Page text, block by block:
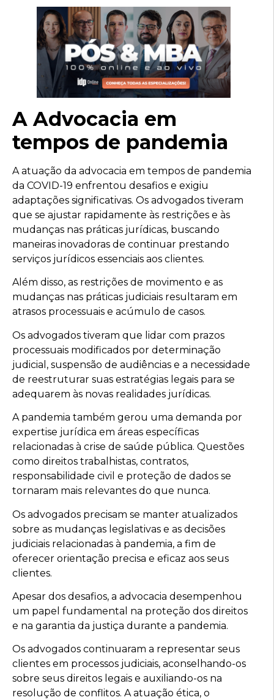
A Advocacia em
tempos de pandemia
A atuação da advocacia em tempos de pandemia
da COVID-19 enfrentou desafios e exigiu
adaptações significativas. Os advogados tiveram
que se ajustar rapidamente às restrições e às
mudanças nas práticas jurídicas, buscando
maneiras inovadoras de continuar prestando
serviços jurídicos essenciais aos clientes.
Além disso, as restrições de movimento e as
mudanças nas práticas judiciais resultaram em
atrasos processuais e acúmulo de casos.
Os advogados tiveram que lidar com prazos
processuais modificados por determinação
judicial, suspensão de audiências e a necessidade
de reestruturar suas estratégias legais para se
adequarem às novas realidades jurídicas.
A pandemia também gerou uma demanda por
expertise jurídica em áreas específicas
relacionadas à crise de saúde pública. Questões
como direitos trabalhistas, contratos,
responsabilidade civil e proteção de dados se
tornaram mais relevantes do que nunca.
Os advogados precisam se manter atualizados
sobre as mudanças legislativas e as decisões
judiciais relacionadas à pandemia, a fim de
oferecer orientação precisa e eficaz aos seus
clientes.
Apesar dos desafios, a advocacia desempenhou
um papel fundamental na proteção dos direitos
e na garantia da justiça durante a pandemia.
Os advogados continuaram a representar seus
clientes em processos judiciais, aconselhando-os
sobre seus direitos legais e auxiliando-os na
resolução de conflitos. A atuação ética, o